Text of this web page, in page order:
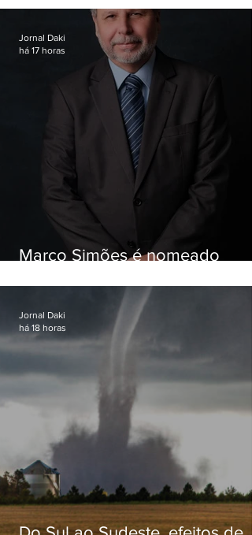
Marco Simões é nomeado
Jornal Daki
há 17 horas
Jornal Daki
há 18 horas